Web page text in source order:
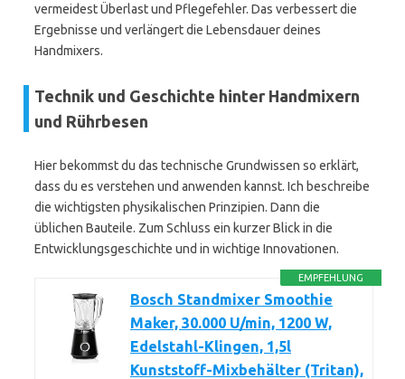
vermeidest Überlast und Pflegefehler. Das verbessert die
Ergebnisse und verlängert die Lebensdauer deines
Handmixers.
Technik und Geschichte hinter Handmixern
und Rührbesen
Hier bekommst du das technische Grundwissen so erklärt,
dass du es verstehen und anwenden kannst. Ich beschreibe
die wichtigsten physikalischen Prinzipien. Dann die
üblichen Bauteile. Zum Schluss ein kurzer Blick in die
Entwicklungsgeschichte und in wichtige Innovationen.
EMPFEHLUNG
Bosch Standmixer Smoothie
Maker, 30.000 U/min, 1200 W,
Edelstahl-Klingen, 1,5l
Kunststoff-Mixbehälter (Tritan),